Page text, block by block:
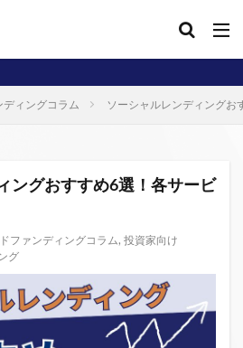
ディングコラム ソーシャルレンディングお
ングおすすめ6選！各サービ
ファンディングコラム, 投資家向け
グ
インタビュー動画
コラム
ラム
ース
ディング・オブ・ザ・イヤー
ディング協会 不特法
割れ 匿名組合